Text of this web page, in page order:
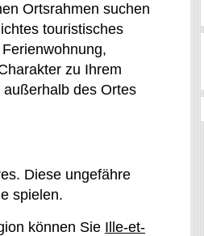
Ortsrahmen suchen
touristisches
zu Ihrem
des Ortes
Diese ungefähre
spielen.
können Sie Ille-et-